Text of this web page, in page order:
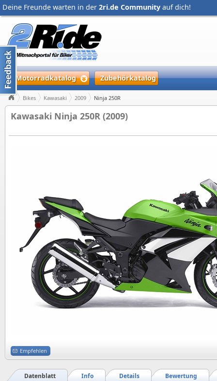
Deine Freunde warten in der 2ri.de Community auf dich!
Motorradkatalog Zubehörkatalog
Bikes Kawasaki 2009 Ninja 250R
Kawasaki Ninja 250R (2009)
Empfehlen
Bewertung
Details
Info
Datenblatt